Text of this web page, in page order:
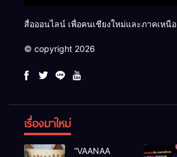
สื่อออนไลน์ เพื่อคนเชียงใหม่และภาคเหนือ
© copyright 2026
เรื่องมาใหม่
“VAANAA